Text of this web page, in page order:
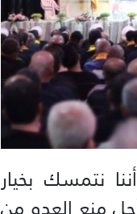
نتمسك بخيار